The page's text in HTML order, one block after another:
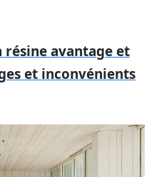
résine avantage et
et inconvénients